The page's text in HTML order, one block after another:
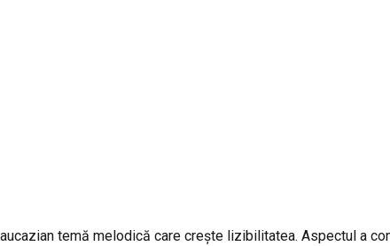
temă melodică care crește lizibilitatea. Aspectul a